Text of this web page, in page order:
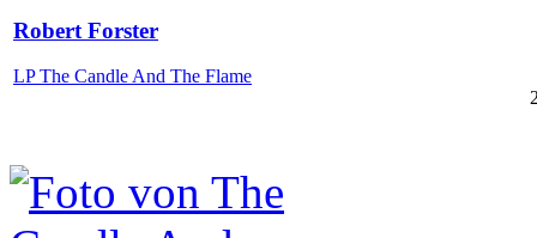
Robert Forster
LP The Candle And The Flame